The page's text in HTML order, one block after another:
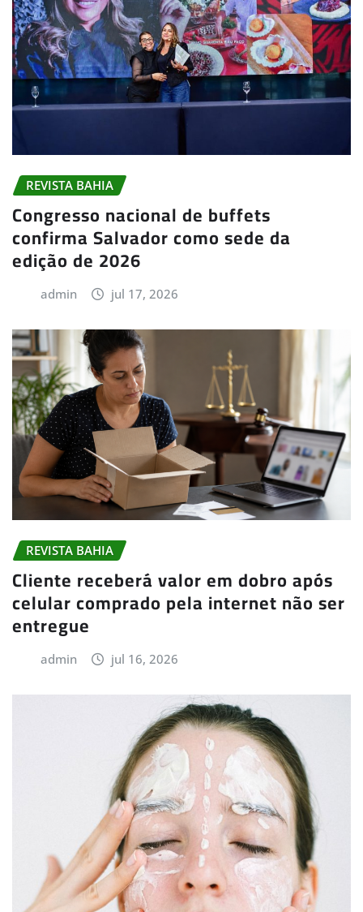
REVISTA BAHIA
Congresso nacional de buffets
confirma Salvador como sede da
edição de 2026
admin jul 17, 2026
REVISTA BAHIA
Cliente receberá valor em dobro após
celular comprado pela internet não ser
entregue
admin jul 16, 2026